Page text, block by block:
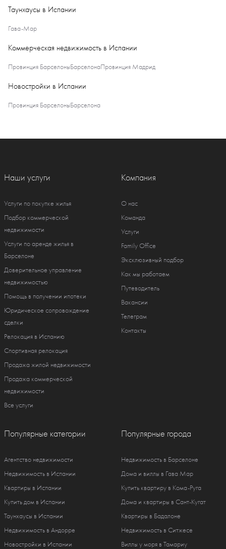
Таунхаусы в Испании
Гава-Мар
Коммерческая недвижимость в Испании
Провинция БарселоныБарселонаПровинция Мадрид
Новостройки в Испании
Провинция БарселоныБарселона
Наши услуги
Услуги по покупке жилья
Подбор коммерческой
недвижимости
Услуги по аренде жилья в
Барселоне
Доверительное управление
недвижимостью
Помощь в получении ипотеки
Юридическое сопровождение
сделки
Релокация в Испанию
Спортивная релокация
Продажа жилой недвижимости
Продажа коммерческой
недвижимости
Все услуги
Компания
О нас
Команда
Услуги
Family Office
Эксклюзивный подбор
Как мы работаем
Путеводитель
Вакансии
Телеграм
Контакты
Популярные категории
Агентство недвижимости
Недвижимость в Испании
Квартиры в Испании
Купить дом в Испании
Таунхаусы в Испании
Недвижимость в Андорре
Новостройки в Испании
Популярные города
Недвижимость в Барселоне
Дома и виллы в Гава Мар
Купить квартиру в Кома-Руга
Дома и квартиры в Сант-Кугат
Квартиры в Бадалоне
Недвижимость в Ситжесе
Виллы у моря в Тамариу